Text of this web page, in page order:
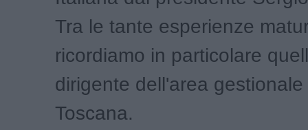
Tra le tante esperienze
ricordiamo in particolare
dirigente dell'area
Toscana.